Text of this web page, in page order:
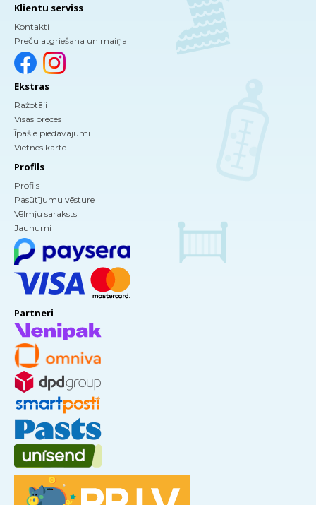
Klientu serviss
Kontakti
Preču atgriešana un maiņa
Ekstras
Ražotāji
Visas preces
Īpašie piedāvājumi
Vietnes karte
Profils
Profils
Pasūtījumu vēsture
Vēlmju saraksts
Jaunumi
Partneri